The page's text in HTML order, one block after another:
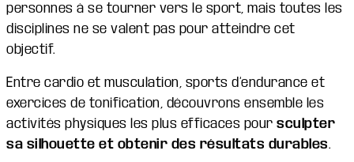
personnes à se tourner vers le sport, mais toutes les
disciplines ne se valent pas pour atteindre cet
objectif.
Entre cardio et musculation, sports d’endurance et
exercices de tonification, découvrons ensemble les
activités physiques les plus efficaces pour sculpter
sa silhouette et obtenir des résultats durables.